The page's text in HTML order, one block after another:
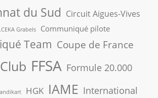
du Sud Circuit Aigues-Vives
Grabels Communiqué pilote
Team Coupe de France
FFSA Formule 20.000
HGK IAME International